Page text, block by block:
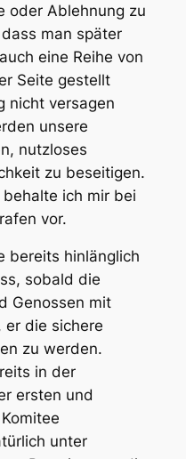
oder Ablehnung zu
man später
eine Reihe von
Seite gestellt
nicht versagen
unsere
nutzloses
zu beseitigen.
ich mir bei
vor.
bereits hinlänglich
sobald die
Genossen mit
er die sichere
zu werden.
in der
ersten und
unter